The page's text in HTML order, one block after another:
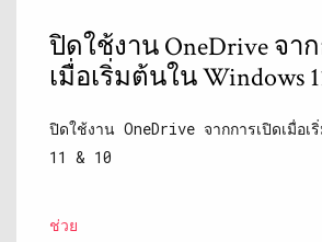
ปิดใช้งาน OneDrive จา
เมื่อเริ่มต้นใน Windows
ปิดใช้งาน OneDrive จากการเปิดเมื่อเ
11 & 10
ช่วย